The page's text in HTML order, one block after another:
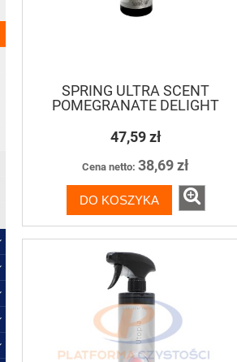
SPRING ULTRA SCENT
POMEGRANATE DELIGHT
odświeżacz powietrza
47,59 zł
Cena netto: 38,69 zł
DO KOSZYKA